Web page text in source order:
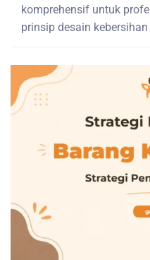
komprehensif untuk
prinsip desain